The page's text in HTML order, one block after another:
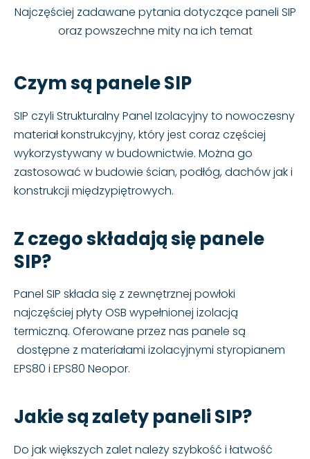
Najczęściej zadawane pytania dotyczące paneli SIP
oraz powszechne mity na ich temat
Czym są panele SIP
SIP czyli Strukturalny Panel Izolacyjny to nowoczesny
materiał konstrukcyjny, który jest coraz częściej
wykorzystywany w budownictwie. Można go
zastosować w budowie ścian, podłóg, dachów jak i
konstrukcji międzypiętrowych.
Z czego składają się panele
SIP?
Panel SIP składa się z zewnętrznej powłoki
najczęściej płyty OSB wypełnionej izolacją
termiczną. Oferowane przez nas panele są
dostępne z materiałami izolacyjnymi styropianem
EPS80 i EPS80 Neopor.
Jakie są zalety paneli SIP?
Do jak większych zalet należy szybkość i łatwość